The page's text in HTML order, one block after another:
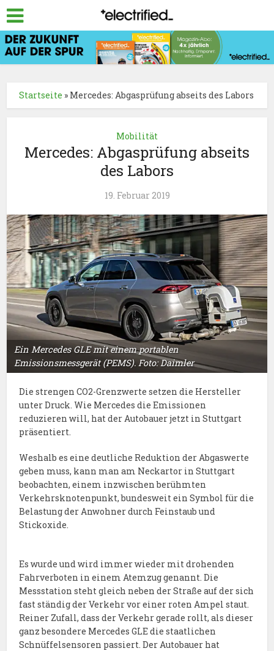
Startseite » Mercedes: Abgasprüfung abseits des Labors
Mobilität
Mercedes: Abgasprüfung abseits
des Labors
19. Februar 2019
Ein Mercedes GLE mit einem portablen
Emissionsmessgerät (PEMS). Foto: Daimler
Die strengen CO2-Grenzwerte setzen die Hersteller
unter Druck. Wie Mercedes die Emissionen
reduzieren will, hat der Autobauer jetzt in Stuttgart
präsentiert.
Weshalb es eine deutliche Reduktion der Abgaswerte
geben muss, kann man am Neckartor in Stuttgart
beobachten, einem inzwischen berühmten
Verkehrsknotenpunkt, bundesweit ein Symbol für die
Belastung der Anwohner durch Feinstaub und
Stickoxide.
Es wurde und wird immer wieder mit drohenden
Fahrverboten in einem Atemzug genannt. Die
Messstation steht gleich neben der Straße auf der sich
fast ständig der Verkehr vor einer roten Ampel staut.
Reiner Zufall, dass der Verkehr gerade rollt, als dieser
ganz besondere Mercedes GLE die staatlichen
Schnüffelsensoren passiert. Der Autobauer hat